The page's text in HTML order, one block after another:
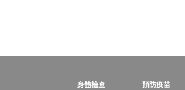
身體檢查 預防疫苗